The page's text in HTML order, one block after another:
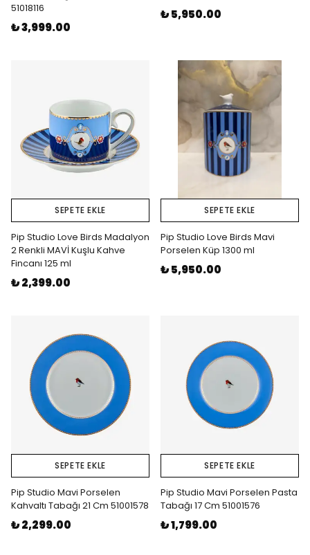
51018116
₺ 3,999.00
₺ 5,950.00
SEPETE EKLE
Pip Studio Love Birds Madalyon
2 Renkli MAVİ Kuşlu Kahve
Fincanı 125 ml
₺ 2,399.00
SEPETE EKLE
Pip Studio Love Birds Mavi
Porselen Küp 1300 ml
₺ 5,950.00
SEPETE EKLE
Pip Studio Mavi Porselen
Kahvaltı Tabağı 21 Cm 51001578
₺ 2,299.00
SEPETE EKLE
Pip Studio Mavi Porselen Pasta
Tabağı 17 Cm 51001576
₺ 1,799.00